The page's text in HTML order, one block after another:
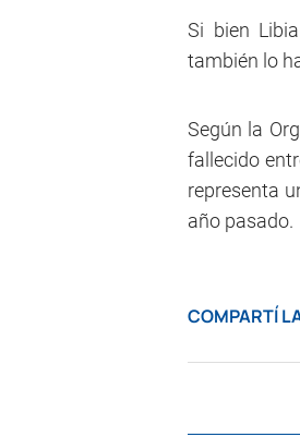
Si bien
también lo
Según la
fallecido
representa
año pasado.
COMPARTÍ